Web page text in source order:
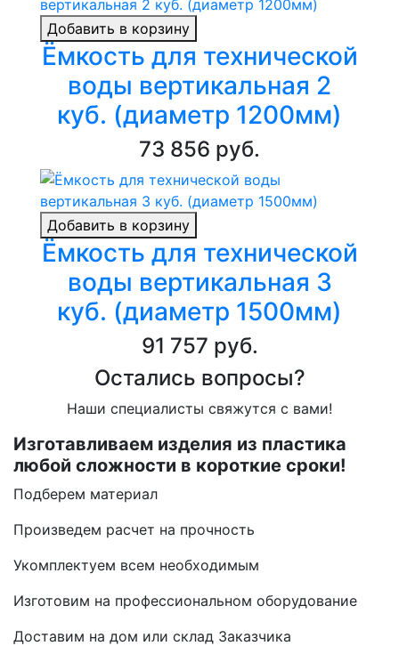
Добавить в корзину
Ёмкость для технической
воды вертикальная 2
куб. (диаметр 1200мм)
73 856 руб.
Добавить в корзину
Ёмкость для технической
воды вертикальная 3
куб. (диаметр 1500мм)
91 757 руб.
Остались вопросы?
Наши специалисты свяжутся с вами!
Изготавливаем изделия из пластика
любой сложности в короткие сроки!
Подберем материал
Произведем расчет на прочность
Укомплектуем всем необходимым
Изготовим на профессиональном оборудование
Доставим на дом или склад Заказчика